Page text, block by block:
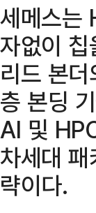
세메스는
자없이
리드 본
층 본딩
AI 및
차세대
략이다.